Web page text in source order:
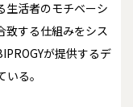
生活者のモチベーシ
致する仕組みをシス
が提供するデ
る。